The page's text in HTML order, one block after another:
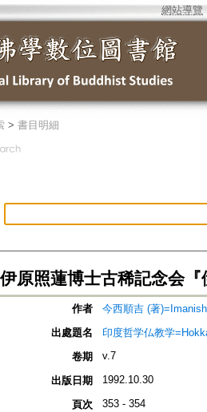
網站導覽
> 書目明細
伊原照蓮博士古稀記念会
作者
今西順吉 (著
出處題名
印度哲学仏教学
卷期
v.7
出版日期 1992.10.30
頁次 353 - 354